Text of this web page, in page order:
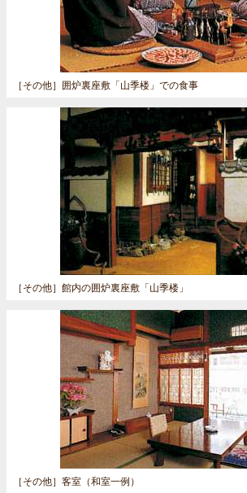
［その他］ 囲炉裏座敷「山季楼」での食事
［その他］ 館内の囲炉裏座敷「山季楼」
［その他］ 客室（和室一例）